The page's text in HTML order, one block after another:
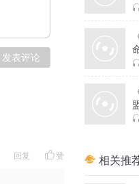
发表评论
回复 赞 相关推